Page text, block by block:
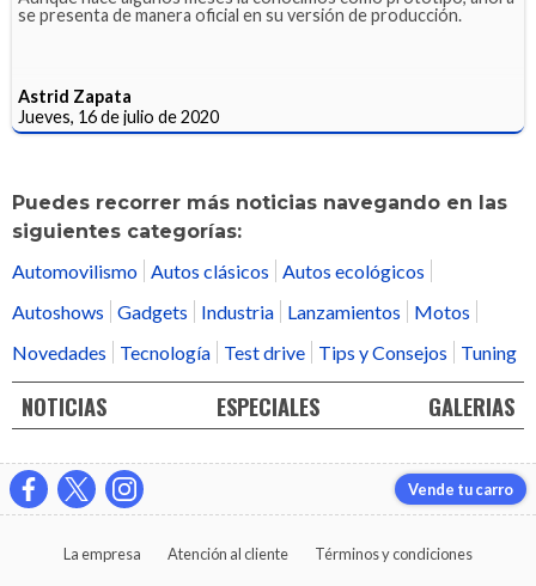
se presenta de manera oficial en su versión de producción.
Astrid Zapata
Jueves, 16 de julio de 2020
Puedes recorrer más noticias navegando en las
siguientes categorías:
Automovilismo Autos clásicos
Autos ecológicos
Autoshows
Gadgets Industria Lanzamientos
Motos
Novedades
Tecnología Test drive Tips y Consejos Tuning
NOTICIAS ESPECIALES GALERIAS
Vende tu carro
La empresa Atención al cliente Términos y condiciones